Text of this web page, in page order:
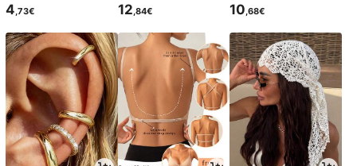
4 ,73€ 12 ,84€ 10 ,68€